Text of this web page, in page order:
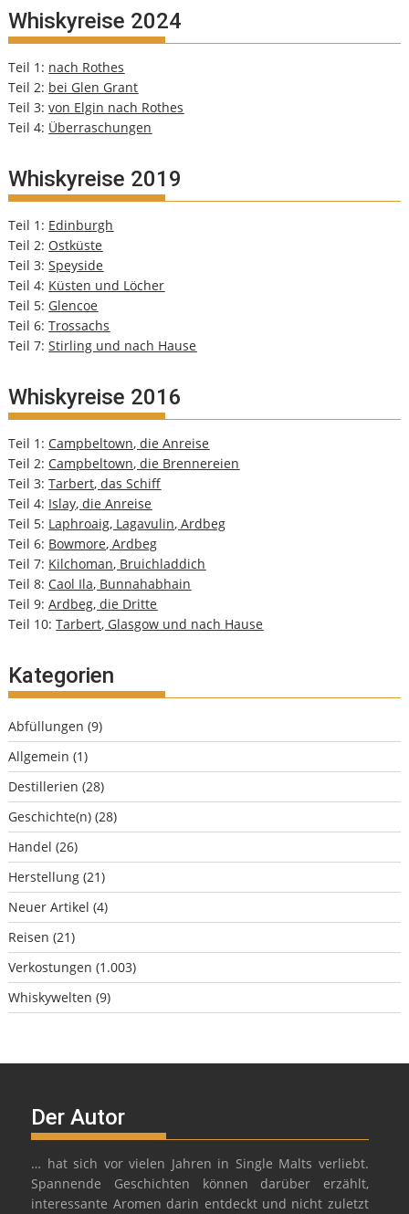
Whiskyreise 2024
Teil 1: nach Rothes
Teil 2: bei Glen Grant
Teil 3:von Elgin nach Rothes
Teil 4: Überraschungen
Whiskyreise 2019
Teil 1: Edinburgh
Teil 2: Ostküste
Teil 3:Speyside
Teil 4: Küsten und Löcher
Teil 5: Glencoe
Teil 6:Trossachs
Teil 7:Stirling und nach Hause
Whiskyreise 2016
Teil 1: Campbeltown, die Anreise
Teil 2: Campbeltown, die Brennereien
Teil 3:Tarbert, das Schiff
Teil 4: Islay, die Anreise
Teil 5: Laphroaig, Lagavulin, Ardbeg
Teil 6: Bowmore, Ardbeg
Teil 7: Kilchoman, Bruichladdich
Teil 8: Caol Ila, Bunnahabhain
Teil 9:Ardbeg, die Dritte
Teil 10:Tarbert, Glasgow und nach Hause
Kategorien
Abfüllungen (9)
Allgemein (1)
Destillerien (28)
Geschichte(n) (28)
Handel (26)
Herstellung (21)
Neuer Artikel (4)
Reisen (21)
Verkostungen (1.003)
Whiskywelten (9)
Der Autor
… hat sich vor vielen Jahren in Single Malts verliebt.
Spannende Geschichten können darüber erzählt,
interessante Aromen darin entdeckt und nicht zuletzt